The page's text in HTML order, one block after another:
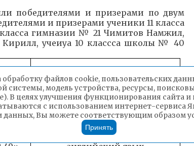
победителями и призерами по двум
и призерами ученики 11 класса
гимназии № 21 Чимитов Намжил,
учеиуа 10 классса школы № 40
№
Китайский язык, английский
язык, физика
Математика, обществознание,
файлов cookie, пользовательских
системы, модель устройства, ресурсы,
В целях улучшения функционирования сайта
с использованием интернет-сервиса
Вы можете соответствующим образом
Принять